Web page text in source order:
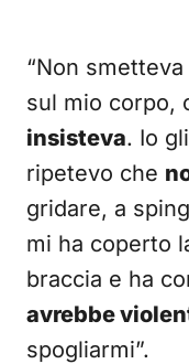
“Non
sul mio corpo,
insisteva. Io
ripetevo che
gridare, a
mi ha coperto
braccia e ha
avrebbe
spogliarmi”.